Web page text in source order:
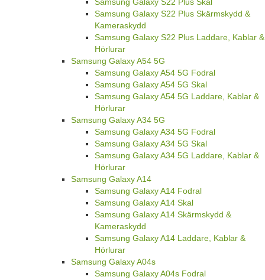
Samsung Galaxy S22 Plus Skal
Samsung Galaxy S22 Plus Skärmskydd &
Kameraskydd
Samsung Galaxy S22 Plus Laddare, Kablar &
Hörlurar
Samsung Galaxy A54 5G
Samsung Galaxy A54 5G Fodral
Samsung Galaxy A54 5G Skal
Samsung Galaxy A54 5G Laddare, Kablar &
Hörlurar
Samsung Galaxy A34 5G
Samsung Galaxy A34 5G Fodral
Samsung Galaxy A34 5G Skal
Samsung Galaxy A34 5G Laddare, Kablar &
Hörlurar
Samsung Galaxy A14
Samsung Galaxy A14 Fodral
Samsung Galaxy A14 Skal
Samsung Galaxy A14 Skärmskydd &
Kameraskydd
Samsung Galaxy A14 Laddare, Kablar &
Hörlurar
Samsung Galaxy A04s
Samsung Galaxy A04s Fodral